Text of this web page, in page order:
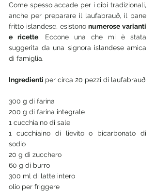
Come spesso accade per i cibi tradizionali,
anche per preparare il laufabrauð, il pane
fritto islandese, esistono numerose varianti
e ricette. Eccone una che mi è stata
suggerita da una signora islandese amica
di famiglia.
Ingredienti per circa 20 pezzi di laufabrauð
300 g di farina
200 g di farina integrale
1 cucchiaino di sale
1 cucchiaino di lievito o bicarbonato di
sodio
20 g di zucchero
60 g di burro
300 ml di latte intero
olio per friggere